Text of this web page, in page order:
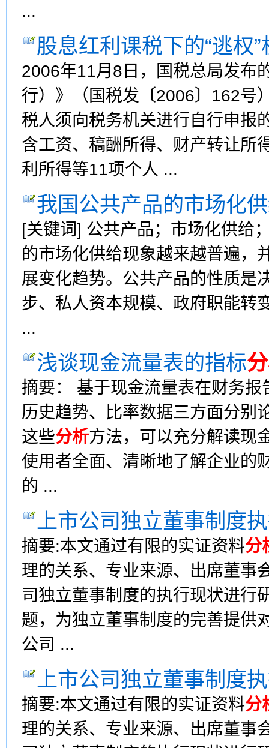
...
股息红利课税下的“逃权”
2006年11月8日，国税总局发布
行）》（国税发〔2006〕162号
税人须向税务机关进行自行申报
含工资、稿酬所得、财产转让所
利所得等11项个人 ...
我国公共产品的市场化
[关键词] 公共产品；市场化供给
的市场化供给现象越来越普遍，
展变化趋势。公共产品的性质是
步、私人资本规模、政府职能转
...
浅谈现金流量表的指标
摘要： 基于现金流量表在财务
历史趋势、比率数据三方面分别
这些分析方法，可以充分解读现
使用者全面、清晰地了解企业的
的 ...
上市公司独立董事制度
摘要:本文通过有限的实证资料分
理的关系、专业来源、出席董事
司独立董事制度的执行现状进行
题，为独立董事制度的完善提供
公司 ...
上市公司独立董事制度
摘要:本文通过有限的实证资料分
理的关系、专业来源、出席董事